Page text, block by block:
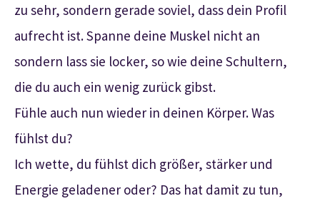
zu sehr, sondern gerade soviel, dass dein Profil
aufrecht ist. Spanne deine Muskel nicht an
sondern lass sie locker, so wie deine Schultern,
die du auch ein wenig zurück gibst.
Fühle auch nun wieder in deinen Körper. Was
fühlst du?
Ich wette, du fühlst dich größer, stärker und
Energie geladener oder? Das hat damit zu tun,